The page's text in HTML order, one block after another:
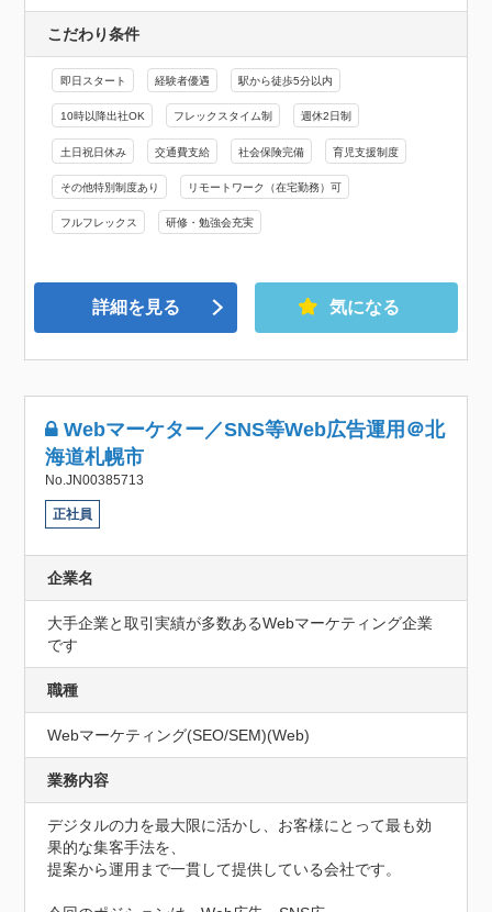
こだわり条件
即日スタート 経験者優遇 駅から徒歩5分以内
10時以降出社OK フレックスタイム制 週休2日制
土日祝日休み 交通費支給 社会保険完備 育児支援制度
その他特別制度あり リモートワーク（在宅勤務）可
フルフレックス 研修・勉強会充実
詳細を見る 気になる
Webマーケター／SNS等Web広告運用＠北
海道札幌市
No.JN00385713
正社員
企業名
大手企業と取引実績が多数あるWebマーケティング企業
です
職種
Webマーケティング(SEO/SEM)(Web)
業務内容
デジタルの力を最大限に活かし、お客様にとって最も効
果的な集客手法を、
提案から運用まで一貫して提供している会社です。